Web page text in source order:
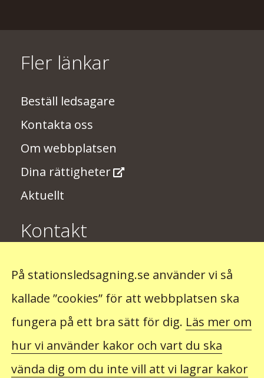
På stationsledsagning.se använder vi så
kallade ”cookies” för att webbplatsen ska
fungera på ett bra sätt för dig. Läs mer om
hur vi använder kakor och vart du ska
vända dig om du inte vill att vi lagrar kakor
Fler länkar
Beställ ledsagare
Kontakta oss
Om webbplatsen
Dina rättigheter
Aktuellt
Kontakt
Har du några synpunkter på
stationsledsagning@trafikverket.se
Observera att du inte kan beställa ledsagning hos
oss. Det gör du hos det företag som du ska resa